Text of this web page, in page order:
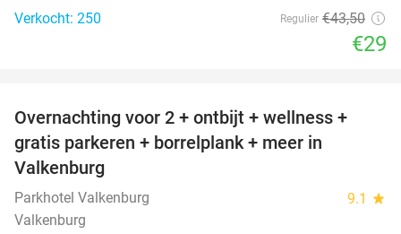
Verkocht: 250
Regulier €43,50
€29
33%
Overnachting voor 2 + ontbijt + wellness +
gratis parkeren + borrelplank + meer in
Valkenburg
Parkhotel Valkenburg 9.1 star
Valkenburg